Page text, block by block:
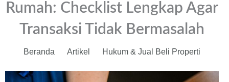
Rumah: Checklist Lengkap Agar
Transaksi Tidak Bermasalah
Beranda Artikel Hukum & Jual Beli Properti